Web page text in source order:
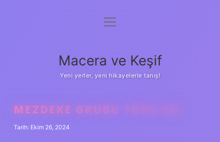
Anasayfa
Yasal Uyarı
menüyü
Macera ve Keşif
Yeni yerler, yeni hikayelerle tanış!
MEZDEKE GRUBU TÜRK MÜ
Tarih: Ekim 26, 2024